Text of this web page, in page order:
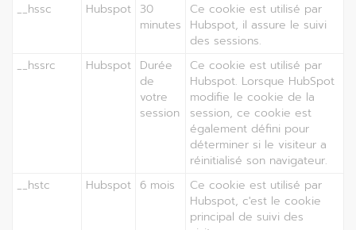
__hssc
Hubspot 30
minutes
Ce cookie est utilisé par
Hubspot, il assure le suivi
des sessions.
__hssrc
Hubspot Durée
de
votre
session
Ce cookie est utilisé par
Hubspot. Lorsque HubSpot
modifie le cookie de la
session, ce cookie est
également défini pour
déterminer si le visiteur a
réinitialisé son navigateur.
__hstc
Hubspot 6 mois
Ce cookie est utilisé par
Hubspot, c'est le cookie
principal de suivi des